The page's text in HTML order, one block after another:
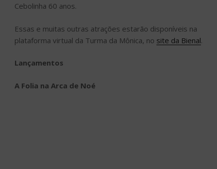
Cebolinha 60 anos.
Essas e muitas outras atrações estarão disponíveis na
plataforma virtual da Turma da Mônica, no site da Bienal.
Lançamentos
A Folia na Arca de Noé